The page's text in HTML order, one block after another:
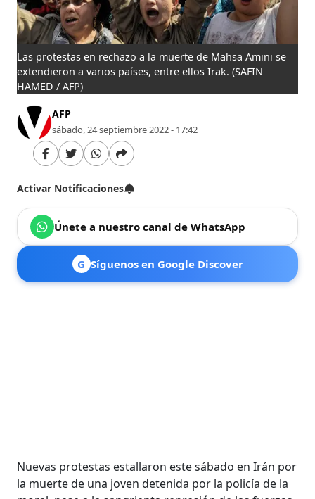
Las protestas en rechazo a la muerte de Mahsa Amini se
extendieron a varios países, entre ellos Irak. (SAFIN
HAMED / AFP)
AFP
sábado, 24 septiembre 2022 - 17:42
Activar Notificaciones
Únete a nuestro canal de WhatsApp
G Síguenos en Google Discover
Nuevas protestas estallaron este sábado en Irán por
la muerte de una joven detenida por la policía de la